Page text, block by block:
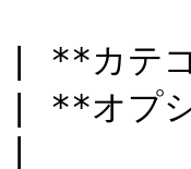
| **カテ
| **オプ